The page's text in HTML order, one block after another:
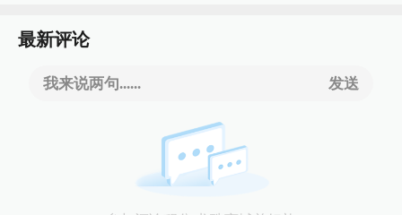
最新评论
我来说两句...... 发送